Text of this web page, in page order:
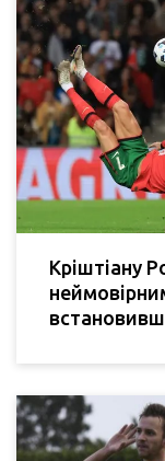
Кріштіану